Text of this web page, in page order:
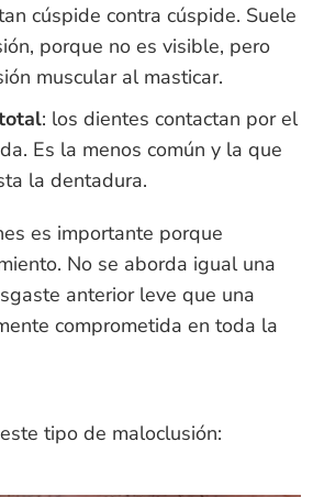
cúspide contra cúspide. Suele
porque no es visible, pero
muscular al masticar.
: los dientes contactan por el
Es la menos común y la que
la dentadura.
es importante porque
No se aborda igual una
anterior leve que una
comprometida en toda la
tipo de maloclusión: